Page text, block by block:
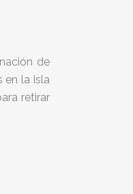
de
en la Isla
retirar